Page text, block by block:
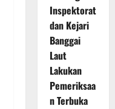
Inspektorat
dan Kejari
Banggai
Laut
Lakukan
Pemeriksaa
n Terbuka